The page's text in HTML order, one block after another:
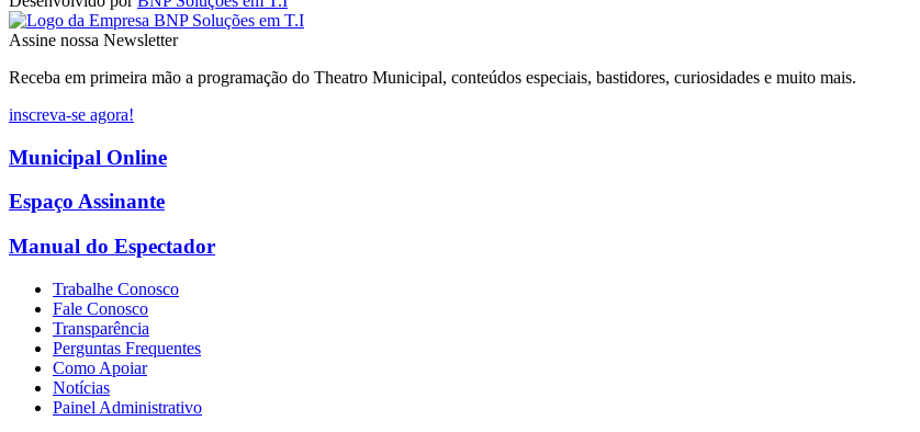
Assine nossa Newsletter
Receba em primeira mão a programação do Theatro Municipal, conteúdos especiais, bastidores, curiosidades e muito mais.
inscreva-se agora!
Municipal Online
Espaço Assinante
Manual do Espectador
Trabalhe Conosco
Fale Conosco
Transparência
Perguntas Frequentes
Como Apoiar
Notícias
Painel Administrativo